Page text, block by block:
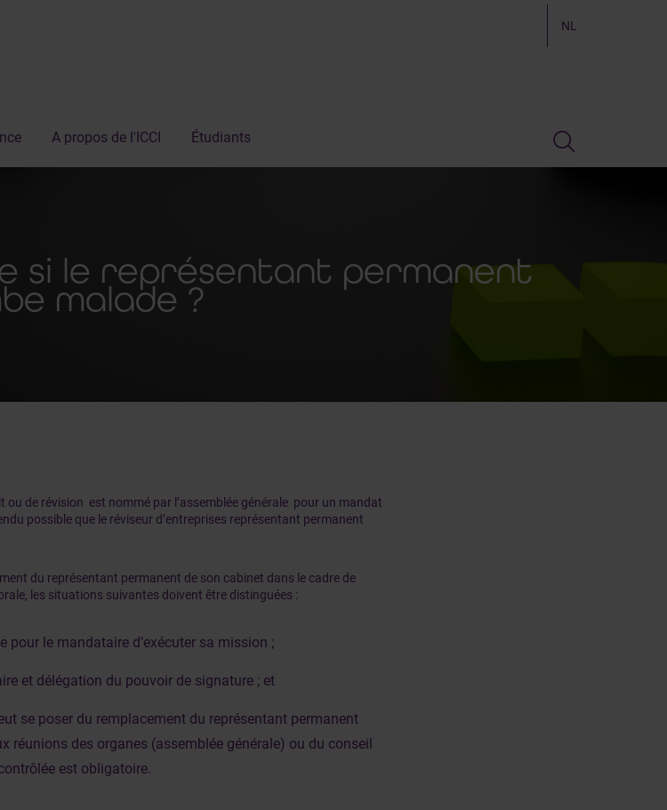
NL
A propos de l'ICCI Étudiants
si le représentant permanent
malade ?
ou de révision est nommé par l’assemblée générale pour un mandat
possible que le réviseur d’entreprises représentant permanent
du représentant permanent de son cabinet dans le cadre de
les situations suivantes doivent être distinguées :
pour le mandataire d’exécuter sa mission ;
et délégation du pouvoir de signature ; et
se poser du remplacement du représentant permanent
réunions des organes (assemblée générale) ou du conseil
est obligatoire.